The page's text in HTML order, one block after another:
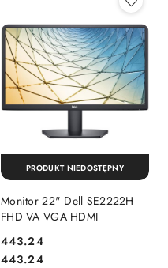
Monitor 22" Dell SE2222H
FHD VA VGA HDMI
Cena:
443.24
Cena:
443.24
PRODUKT NIEDOSTĘPNY